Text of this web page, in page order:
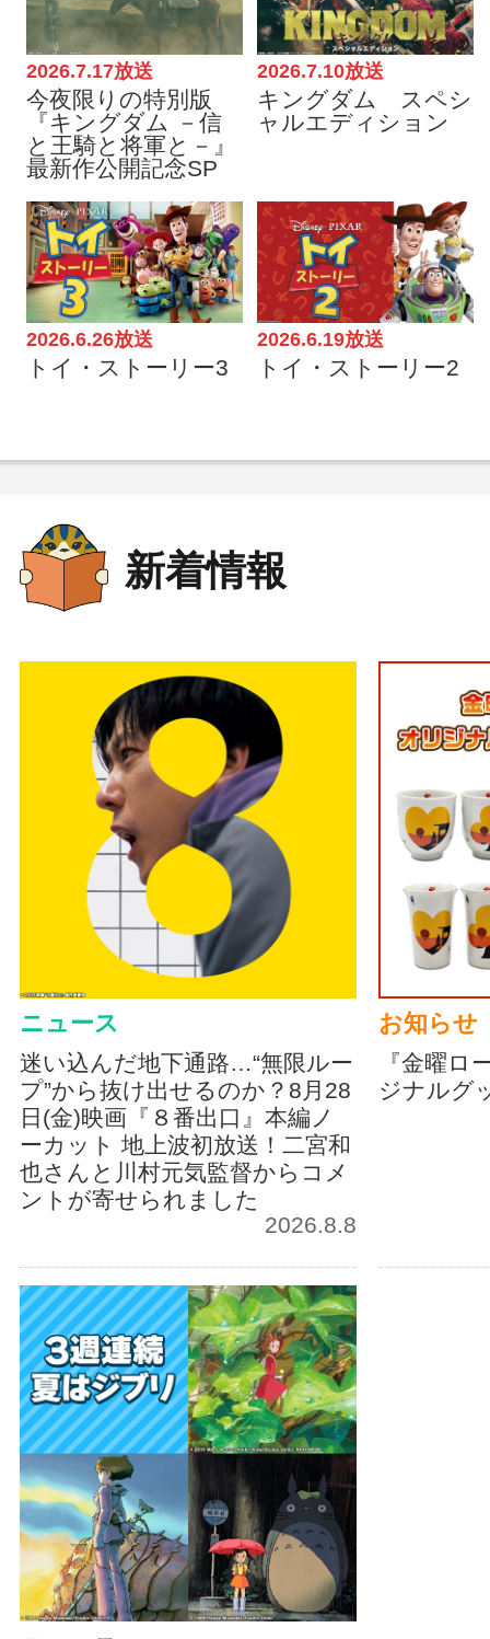
2026.7.17放送
今夜限りの特別版
『キングダム －信
と王騎と将軍と－』
最新作公開記念SP
2026.7.10放送
キングダム スペシ
ャルエディション
2026.6.26放送
トイ・ストーリー3
2026.6.19放送
トイ・ストーリー2
新着情報
ニュース
迷い込んだ地下通路…“無限ルー
プ”から抜け出せるのか？8月28
日(金)映画『８番出口』本編ノ
ーカット 地上波初放送！二宮和
也さんと川村元気監督からコメ
ントが寄せられました
2026.8.8
お知らせ
『金曜ロ
ジナルグ